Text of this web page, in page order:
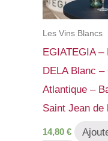
Les Vins Blancs
EGIATEGIA –
DELA Blanc –
Atlantique –
Saint Jean de
14,80 €